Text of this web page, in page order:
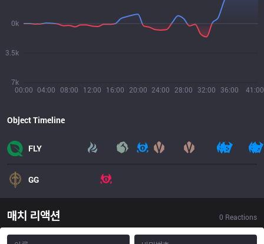
00:00 04:00 08:00 12:00 16:00 20:00 24:00 28:00 32:00 36:00 41:00
7k
3.5k
0k
Object Timeline
FLY
GG
매치 리액션 0 Reactions